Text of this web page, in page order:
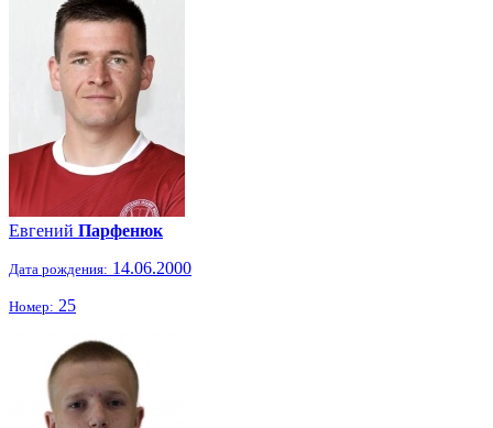
Евгений Парфенюк
Дата рождения: 14.06.2000
Номер: 25